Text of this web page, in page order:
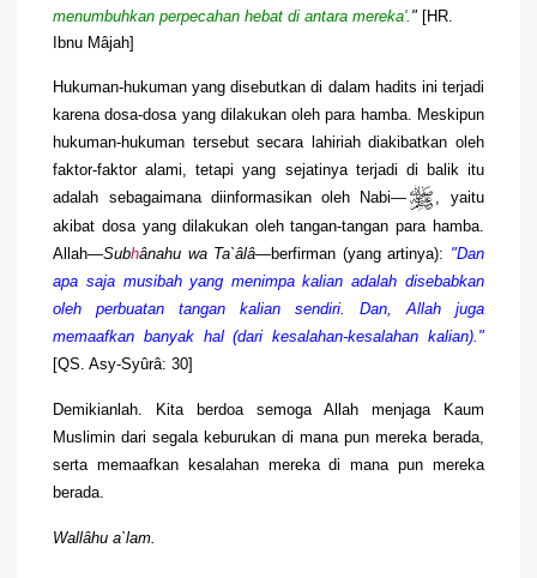
menumbuhkan perpecahan hebat di antara mereka'. " [HR.
Ibnu Mâjah]
Hukuman-hukuman yang disebutkan di dalam hadits ini terjadi
karena dosa-dosa yang dilakukan oleh para hamba. Meskipun
hukuman-hukuman tersebut secara lahiriah diakibatkan oleh
faktor-faktor alami, tetapi yang sejatinya terjadi di balik itu
adalah sebagaimana diinformasikan oleh Nabi—
, yaitu
akibat dosa yang dilakukan oleh tangan-tangan para hamba.
Allah—Subhânahu wa Ta`âlâ—berfirman (yang artinya): "Dan
apa saja musibah yang menimpa kalian adalah disebabkan
oleh perbuatan tangan kalian sendiri. Dan, Allah juga
memaafkan banyak hal (dari kesalahan-kesalahan kalian)."
[QS. Asy-Syûrâ: 30]
Demikianlah. Kita berdoa semoga Allah menjaga Kaum
Muslimin dari segala keburukan di mana pun mereka berada,
serta memaafkan kesalahan mereka di mana pun mereka
berada.
Wallâhu a`lam.